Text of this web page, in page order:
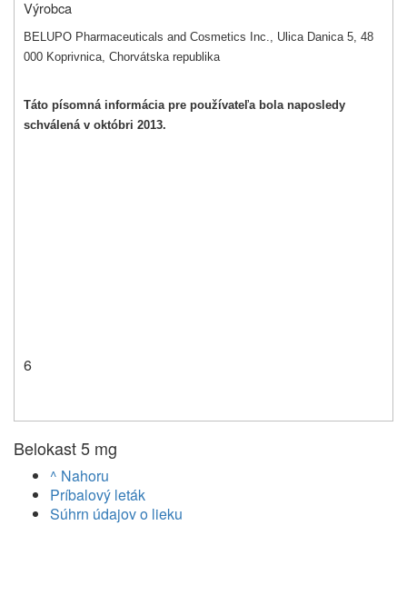
Výrobca
BELUPO Pharmaceuticals and Cosmetics Inc., Ulica Danica 5, 48
000 Koprivnica, Chorvátska republika
Táto písomná informácia pre používateľa bola naposledy
schválená v októbri 2013.
6
Belokast 5 mg
^ Nahoru
Príbalový leták
Súhrn údajov o lieku